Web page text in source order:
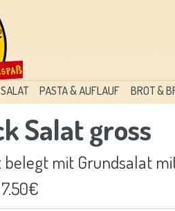
SALAT PASTA & AUFLAUF BROT &
Salat gross
belegt mit Grundsalat
7.50€